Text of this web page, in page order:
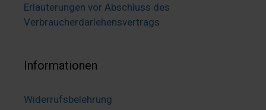
Erläuterungen vor Abschluss des
Verbraucherdarlehensvertrags
Informationen
Widerrufsbelehrung